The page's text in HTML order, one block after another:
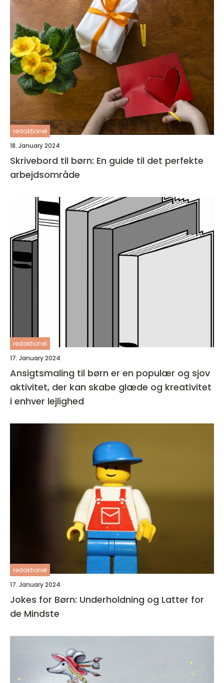
redaktionel
18. January 2024
Skrivebord til børn: En guide til det perfekte
arbejdsområde
redaktionel
17. January 2024
Ansigtsmaling til børn er en populær og sjov
aktivitet, der kan skabe glæde og kreativitet
i enhver lejlighed
redaktionel
17. January 2024
Jokes for Børn: Underholdning og Latter for
de Mindste